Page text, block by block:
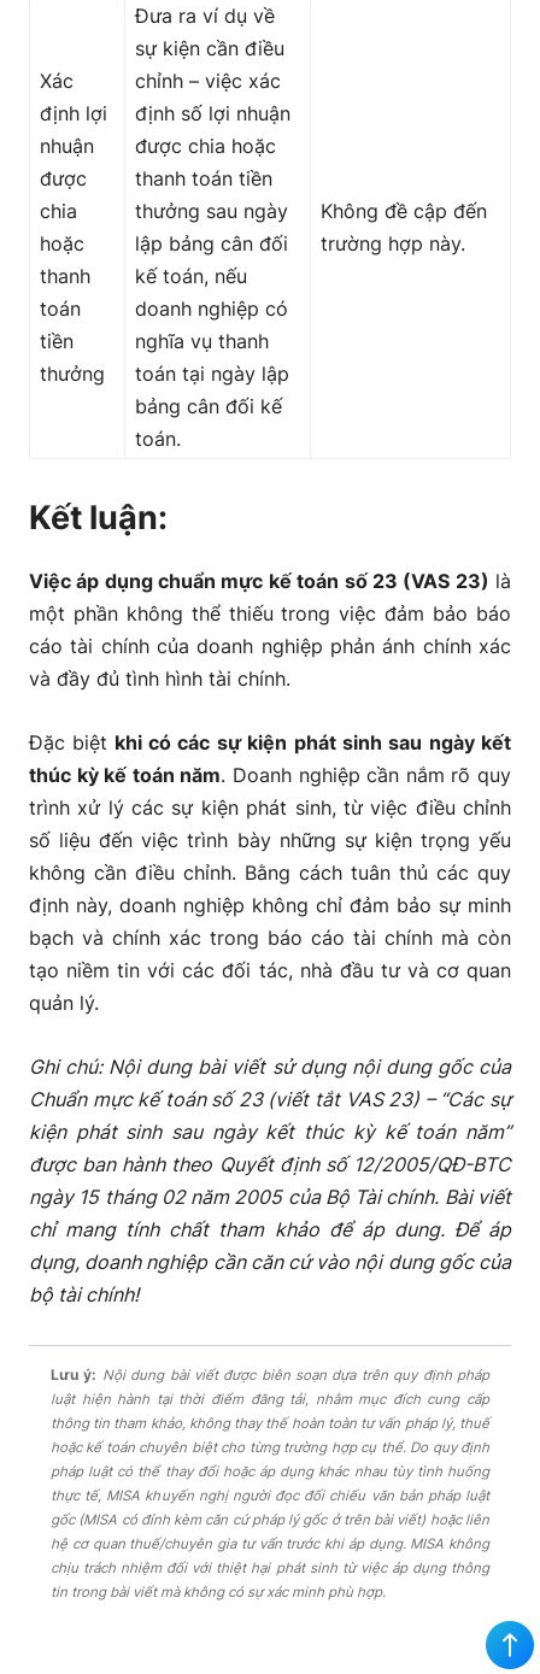
Xác
định lợi
nhuận
được
chia
hoặc
thanh
toán
tiền
thưởng
Đưa ra ví dụ về
sự kiện cần điều
chỉnh – việc xác
định số lợi nhuận
được chia hoặc
thanh toán tiền
thưởng sau ngày
lập bảng cân đối
kế toán, nếu
doanh nghiệp có
nghĩa vụ thanh
toán tại ngày lập
bảng cân đối kế
toán.
Không đề cập đến
trường hợp này.
Kết luận:
Việc áp dụng chuẩn mực kế toán số 23 (VAS 23) là
một phần không thể thiếu trong việc đảm bảo báo
cáo tài chính của doanh nghiệp phản ánh chính xác
và đầy đủ tình hình tài chính.
Đặc biệt khi có các sự kiện phát sinh sau ngày kết
thúc kỳ kế toán năm. Doanh nghiệp cần nắm rõ quy
trình xử lý các sự kiện phát sinh, từ việc điều chỉnh
số liệu đến việc trình bày những sự kiện trọng yếu
không cần điều chỉnh. Bằng cách tuân thủ các quy
định này, doanh nghiệp không chỉ đảm bảo sự minh
bạch và chính xác trong báo cáo tài chính mà còn
tạo niềm tin với các đối tác, nhà đầu tư và cơ quan
quản lý.
Ghi chú: Nội dung bài viết sử dụng nội dung gốc của
Chuẩn mực kế toán số 23 (viết tắt VAS 23) – “Các sự
kiện phát sinh sau ngày kết thúc kỳ kế toán năm”
được ban hành theo Quyết định số 12/2005/QĐ-BTC
ngày 15 tháng 02 năm 2005 của Bộ Tài chính. Bài viết
chỉ mang tính chất tham khảo để áp dung. Để áp
dụng, doanh nghiệp cần căn cứ vào nội dung gốc của
bộ tài chính!
Lưu ý: Nội dung bài viết được biên soạn dựa trên quy định pháp
luật hiện hành tại thời điểm đăng tải, nhằm mục đích cung cấp
thông tin tham khảo, không thay thế hoàn toàn tư vấn pháp lý, thuế
hoặc kế toán chuyên biệt cho từng trường hợp cụ thể. Do quy định
pháp luật có thể thay đổi hoặc áp dụng khác nhau tùy tình huống
thực tế, MISA khuyến nghị người đọc đối chiếu văn bản pháp luật
gốc (MISA có đính kèm căn cứ pháp lý gốc ở trên bài viết) hoặc liên
hệ cơ quan thuế/chuyên gia tư vấn trước khi áp dụng. MISA không
chịu trách nhiệm đối với thiệt hại phát sinh từ việc áp dụng thông
tin trong bài viết mà không có sự xác minh phù hợp.